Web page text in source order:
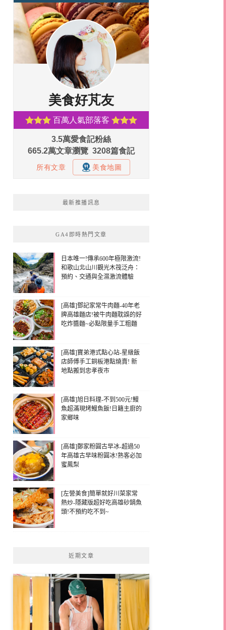
最新推播訊息
GA4即時熱門文章
日本唯一!傳承600年極限激流!
和歌山北山川觀光木筏泛舟：
預約、交通與全濕激流體驗
[高雄]鄧記家常牛肉麵-40年老
牌高雄麵店!被牛肉麵耽誤的好
吃炸醬麵~必點限量手工粗麵
[高雄]寶弟港式點心站-星級飯
店師傅手工銅板港點燒賣! 新
地點搬到忠孝夜市
[高雄]旭日料理-不到500元!鰻
魚超滿現烤鰻魚飯!日籍主廚的
家鄉味
[高雄]鄭家粉圓古早冰-超過50
年高雄古早味粉圓冰!熟客必加
蜜鳳梨
[左營美食]簡單就好川菜家常
熱炒-隱藏版超好吃高雄砂鍋魚
頭!不預約吃不到~
近期文章